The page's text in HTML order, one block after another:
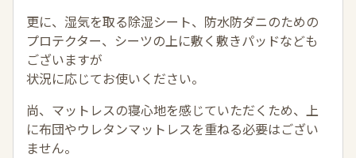
更に、湿気を取る除湿シート、防水防ダニのための
プロテクター、シーツの上に敷く敷きパッドなども
ございますが
状況に応じてお使いください。
尚、マットレスの寝心地を感じていただくため、上
に布団やウレタンマットレスを重ねる必要はござい
ません。